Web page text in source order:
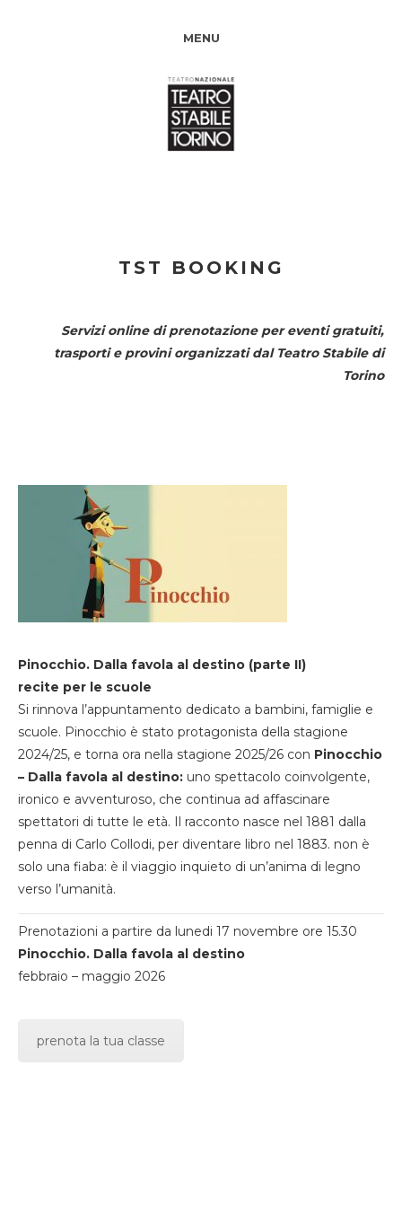
MENU
TST BOOKING
Servizi online di prenotazione per eventi gratuiti,
trasporti e provini organizzati dal Teatro Stabile di
Torino
Pinocchio. Dalla favola al destino (parte II)
recite per le scuole
Si rinnova l’appuntamento dedicato a bambini, famiglie e
scuole. Pinocchio è stato protagonista della stagione
2024/25, e torna ora nella stagione 2025/26 con Pinocchio
– Dalla favola al destino: uno spettacolo coinvolgente,
ironico e avventuroso, che continua ad affascinare
spettatori di tutte le età. Il racconto nasce nel 1881 dalla
penna di Carlo Collodi, per diventare libro nel 1883. non è
solo una fiaba: è il viaggio inquieto di un’anima di legno
verso l’umanità.
Prenotazioni a partire da lunedi 17 novembre ore 15.30
Pinocchio. Dalla favola al destino
febbraio – maggio 2026
prenota la tua classe